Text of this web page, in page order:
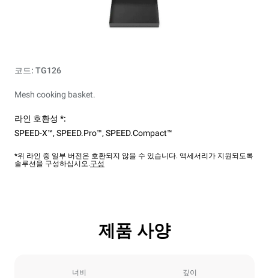
코드: TG126
Mesh cooking basket.
라인 호환성 *:
SPEED-X™, SPEED.Pro™, SPEED.Compact™
*위 라인 중 일부 버전은 호환되지 않을 수 있습니다. 액세서리가 지원되도록
솔루션을 구성하십시오.구성
제품 사양
너비 깊이